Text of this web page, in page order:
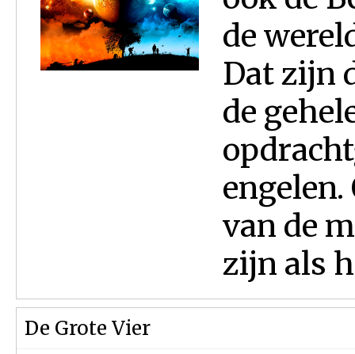
de
Dat zijn
de
van de
zijn als
De Grote Vier